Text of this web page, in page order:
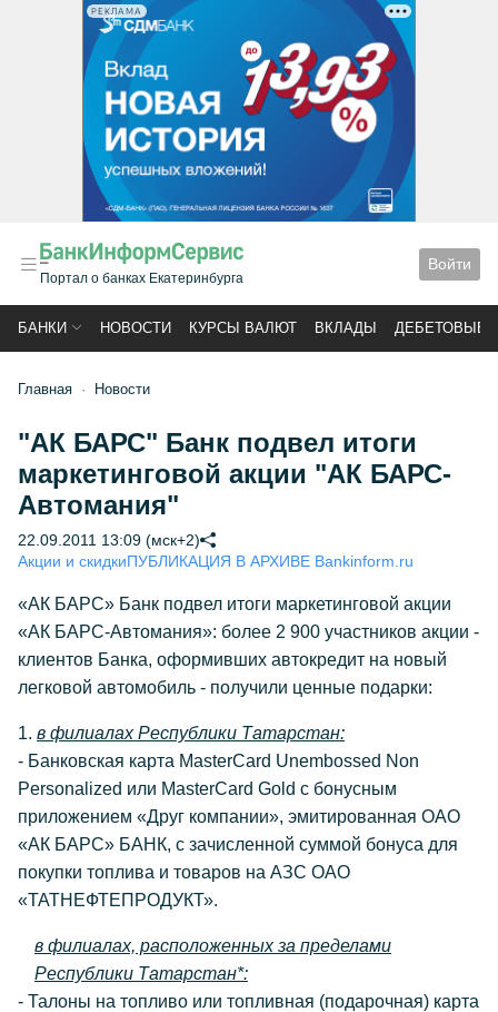
РЕКЛАМА
Портал о банках Екатеринбурга
Войти
БАНКИ НОВОСТИ КУРСЫ ВАЛЮТ ВКЛАДЫ ДЕБЕТОВЫЕ
Главная Новости
"АК БАРС" Банк подвел итоги
маркетинговой акции "АК БАРС-
Автомания"
22.09.2011 13:09 (мск+2)
Акции и скидкиПУБЛИКАЦИЯ В АРХИВЕ Bankinform.ru
«АК БАРС» Банк подвел итоги маркетинговой акции
«АК БАРС-Автомания»: более 2 900 участников акции -
клиентов Банка, оформивших автокредит на новый
легковой автомобиль - получили ценные подарки:
1. в филиалах Республики Татарстан:
- Банковская карта MasterCard Unembossed Non
Personalized или MasterCard Gold с бонусным
приложением «Друг компании», эмитированная ОАО
«АК БАРС» БАНК, с зачисленной суммой бонуса для
покупки топлива и товаров на АЗС ОАО
«ТАТНЕФТЕПРОДУКТ».
в филиалах, расположенных за пределами
Республики Татарстан*:
- Талоны на топливо или топливная (подарочная) карта